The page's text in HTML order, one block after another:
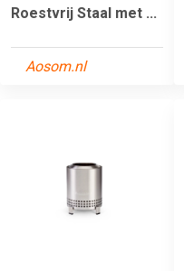
Roestvrij Staal met ...
Aosom.nl